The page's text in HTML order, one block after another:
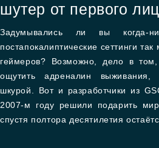
шутер от первого
Задумывались ли вы когда-
постапокалиптические сеттинги
геймеров? Возможно, дело в
ощутить адреналин выживания,
шкурой. Вот и разработчики из
2007-м году решили подарить
спустя полтора десятилетия